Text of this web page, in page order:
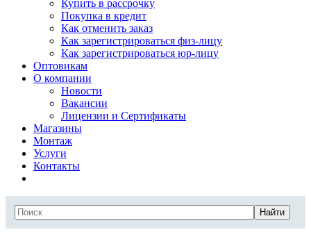
Купить в рассрочку
Покупка в кредит
Как отменить заказ
Как зарегистрироваться физ-лицу
Как зарегистрироваться юр-лицу
Оптовикам
О компании
Новости
Вакансии
Лицензии и Сертификаты
Магазины
Монтаж
Услуги
Контакты
Найти